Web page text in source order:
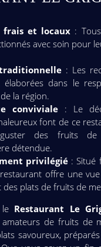
frais et locaux :
avec soin pour
: Les
dans le
la région.
conviviale : Le
font de ce
des fruits
détendue.
privilégié : Situé
offre une
des plats de fruits de
Restaurant Le
de fruits de
savoureux,